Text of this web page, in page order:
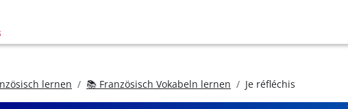
lernen 📚 Französisch Vokabeln lernen Je réfléchis